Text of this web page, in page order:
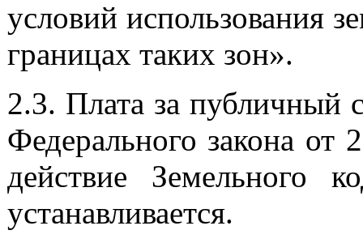
условий использования
границах таких зон».
2.3. Плата за публичный
Федерального закона
действие Земельного
устанавливается.